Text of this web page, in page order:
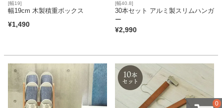
[幅19]
幅19cm 木製積重ボックス
¥1,490
[幅40.8]
30本セット アルミ製スリムハンガ
ー
¥2,990
0